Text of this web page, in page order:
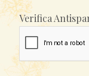
Verifica